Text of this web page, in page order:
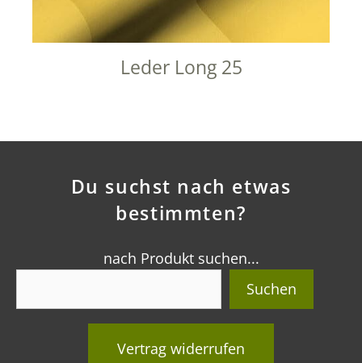
Leder Long 25
Du suchst nach etwas
bestimmten?
nach Produkt suchen...
Suchen
Vertrag widerrufen